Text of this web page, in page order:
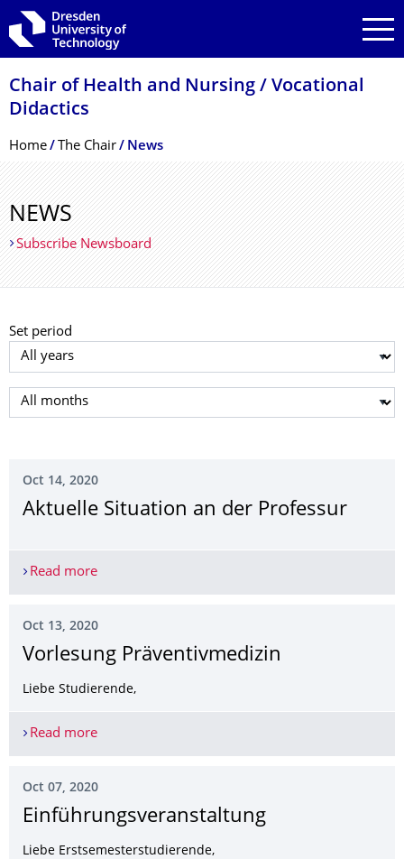
Skip to main navigation
Skip to search
Skip to content
Chair of Health and Nursing / Vocational
Didactics
Breadcrumb Menu
Home The Chair News
NEWS
Subscribe Newsboard
Set period
Select year
Select month
Oct 14, 2020
Aktuelle Situation an der Professur
Read moreAktuelle Situation an der Professur
Oct 13, 2020
Vorlesung Präventivmedizin
Liebe Studierende,
Read moreVorlesung Präventivmedizin
Oct 07, 2020
Einführungsveran­staltung
Liebe Erstsemesterstudierende,